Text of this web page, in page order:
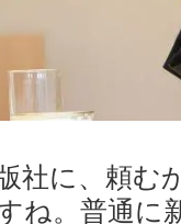
社に、頼む
ね。普通に